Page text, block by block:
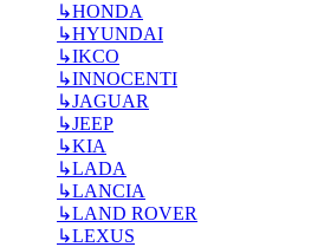
↳HONDA
↳HYUNDAI
↳IKCO
↳INNOCENTI
↳JAGUAR
↳JEEP
↳KIA
↳LADA
↳LANCIA
↳LAND ROVER
↳LEXUS